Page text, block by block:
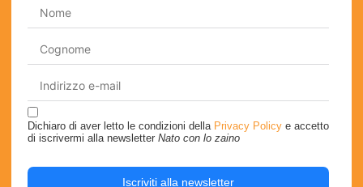
Dichiaro di aver letto le condizioni della Privacy Policy e accetto
di iscrivermi alla newsletter Nato con lo zaino
Iscriviti alla newsletter